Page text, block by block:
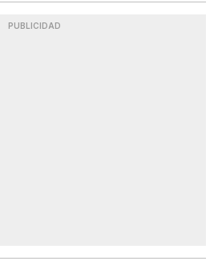
PUBLICIDAD